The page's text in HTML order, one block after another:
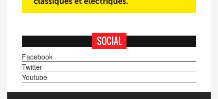
SOCIAL
Facebook
Twitter
Youtube